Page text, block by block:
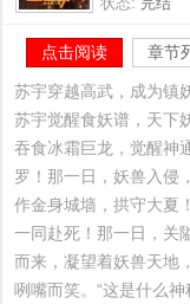
点击阅读 章节
苏宇穿越高武，成为镇
苏宇觉醒食妖谱，天下
吞食冰霜巨龙，觉醒神
罗！那一日，妖兽入侵
作金身城墙，拱守大夏
一同赴死！那一日，关
而来，凝望着妖兽天地
咧嘴而笑。“这是什么